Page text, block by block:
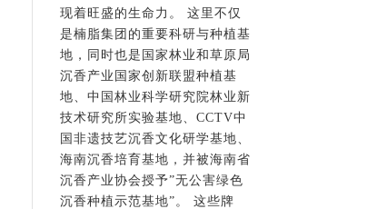
现着旺盛的生命力。 这里不仅
是楠脂集团的重要科研与种植基
地，同时也是国家林业和草原局
沉香产业国家创新联盟种植基
地、中国林业科学研究院林业新
技术研究所实验基地、CCTV中
国非遗技艺沉香文化研学基地、
海南沉香培育基地，并被海南省
沉香产业协会授予”无公害绿色
沉香种植示范基地”。 这些牌